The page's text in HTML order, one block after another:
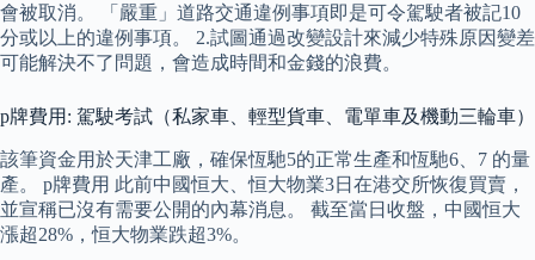
會被取消。 「嚴重」道路交通違例事項即是可令駕駛者被記10
分或以上的違例事項。 2.試圖通過改變設計來減少特殊原因變差
可能解決不了問題，會造成時間和金錢的浪費。
p牌費用: 駕駛考試（私家車、輕型貨車、電單車及機動三輪車）
該筆資金用於天津工廠，確保恆馳5的正常生產和恆馳6、7 的量
產。 p牌費用 此前中國恒大、恒大物業3日在港交所恢復買賣，
並宣稱已沒有需要公開的內幕消息。 截至當日收盤，中國恒大
漲超28%，恒大物業跌超3%。